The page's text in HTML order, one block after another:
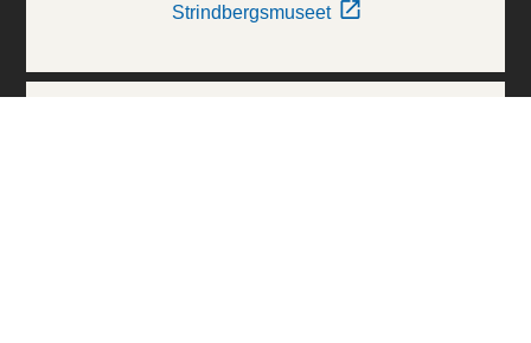
Strindbergsmuseet